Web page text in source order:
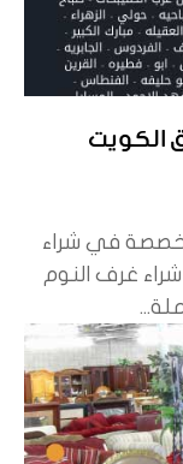
الكويت
في شراء
غرف النوم